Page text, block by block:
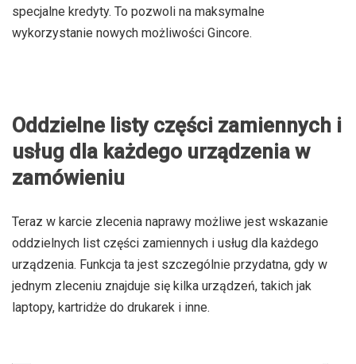
specjalne kredyty. To pozwoli na maksymalne
wykorzystanie nowych możliwości Gincore.
Oddzielne listy części zamiennych i
usług dla każdego urządzenia w
zamówieniu
Teraz w karcie zlecenia naprawy możliwe jest wskazanie
oddzielnych list części zamiennych i usług dla każdego
urządzenia. Funkcja ta jest szczególnie przydatna, gdy w
jednym zleceniu znajduje się kilka urządzeń, takich jak
laptopy, kartridże do drukarek i inne.